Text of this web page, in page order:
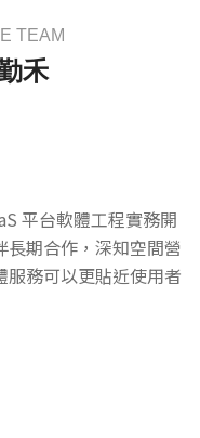
TEAM
禾
平台軟體工程實務開
期合作，深知空間營
務可以更貼近使用者